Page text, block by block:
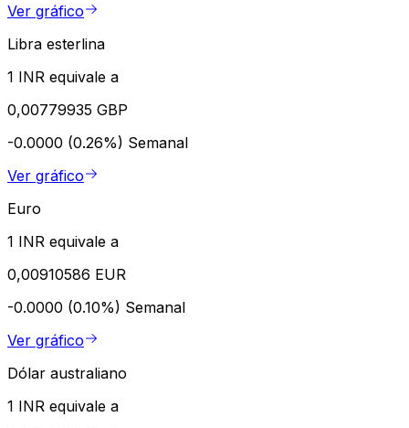
Ver gráfico
Libra esterlina
1 INR equivale a
0,00779935 GBP
-0.0000 (0.26%) Semanal
Ver gráfico
Euro
1 INR equivale a
0,00910586 EUR
-0.0000 (0.10%) Semanal
Ver gráfico
Dólar australiano
1 INR equivale a